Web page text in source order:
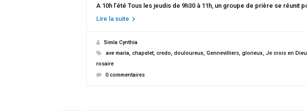
A 10h l’été Tous les jeudis de 9h30 à 11h, un groupe de prière se
Lire la suite
Simla Cynthia
ave maria, chapelet, credo, douloureux, Gennevilliers, glorieux, Je crois en Dieu
rosaire
0 commentaires